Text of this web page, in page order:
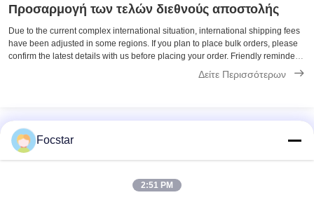
Προσαρμογή των τελών διεθνούς αποστολής
Due to the current complex international situation, international shipping fees
have been adjusted in some regions. If you plan to place bulk orders, please
confirm the latest details with us before placing your order. Friendly reminder:
For shipments to Europe, we recommend choosing railway ...Δείτε Περισσότερων
Focstar
2:51 PM